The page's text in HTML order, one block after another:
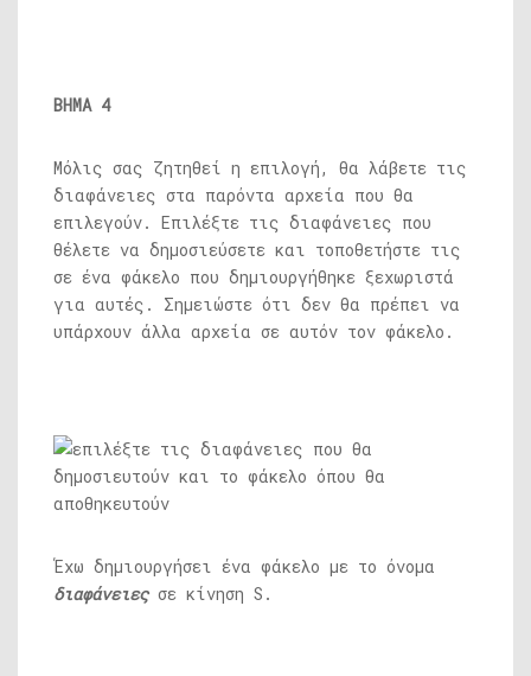
ΒΗΜΑ 4
Μόλις σας ζητηθεί η επιλογή, θα λάβετε τις
διαφάνειες στα παρόντα αρχεία που θα
επιλεγούν. Επιλέξτε τις διαφάνειες που
θέλετε να δημοσιεύσετε και τοποθετήστε τις
σε ένα φάκελο που δημιουργήθηκε ξεχωριστά
για αυτές. Σημειώστε ότι δεν θα πρέπει να
υπάρχουν άλλα αρχεία σε αυτόν τον φάκελο.
Έχω δημιουργήσει ένα φάκελο με το όνομα
διαφάνειες σε κίνηση S.